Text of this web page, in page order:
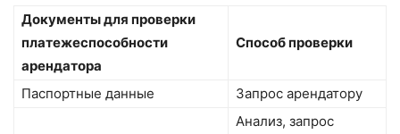
Документы для проверки
платежеспособности
арендатора
Способ проверки
Паспортные данные Запрос арендатору
Анализ, запрос